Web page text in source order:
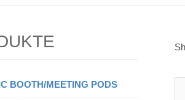
BOOTH/MEETING PODS